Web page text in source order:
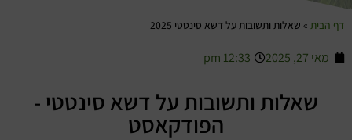
הבית»שאלות ותשובות על דשא סינטטי 2025
מאי 27, 2025 12:33 pm
שאלות ותשובות על דשא סינטטי -
הפודקאסט